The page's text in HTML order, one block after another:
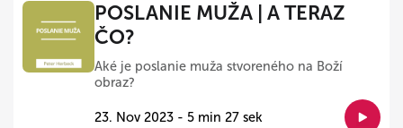
POSLANIE MUŽA | A TERAZ
ČO?
Aké je poslanie muža stvoreného na Boží
obraz?
23. Nov 2023 - 5 min 27 sek